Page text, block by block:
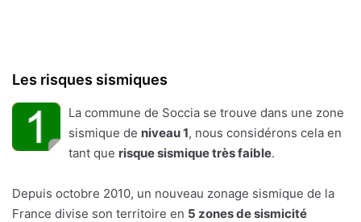
Les risques sismiques
La commune de Soccia se trouve dans une zone
sismique de niveau 1, nous considérons cela en
tant que risque sismique très faible.
Depuis octobre 2010, un nouveau zonage sismique de la
France divise son territoire en 5 zones de sismicité